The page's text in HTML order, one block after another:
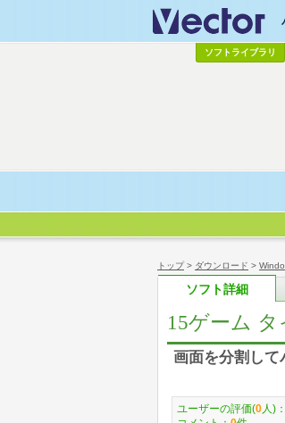
トップ> ダウンロード >
ソフト詳細
15ゲーム
画面を分割して
ユーザーの評価(0 人)：
ソフトライブラリ